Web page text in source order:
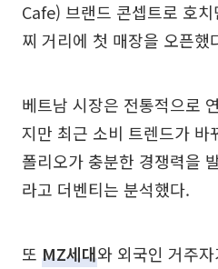
Cafe) 브랜드 콘셉트로 호
찌 거리에 첫 매장을 오픈했
베트남 시장은 전통적으로
지만 최근 소비 트렌드가 바
폴리오가 충분한 경쟁력을
라고 더벤티는 분석했다.
또 MZ세대와 외국인 거주